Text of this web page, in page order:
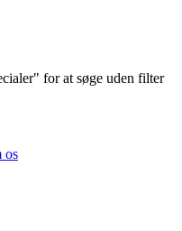
for at søge uden filter
os